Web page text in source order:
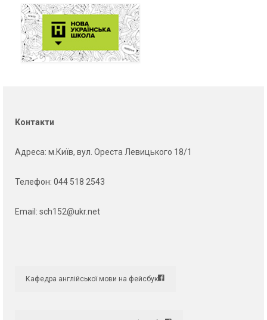
Контакти
Адреса: м.Київ, вул. Ореста Левицького 18/1
Телефон: 044 518 2543
Email: sch152@ukr.net
Кафедра англійської мови на фейсбук